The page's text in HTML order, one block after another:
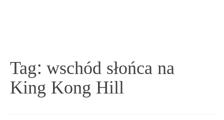
Tag:wschód słońca na
King Kong Hill